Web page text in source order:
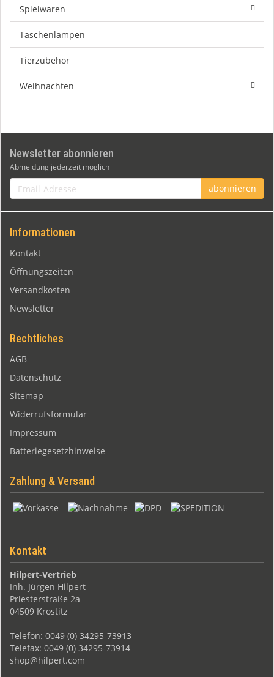
Spielwaren
Taschenlampen
Tierzubehör
Weihnachten
Newsletter abonnieren
Abmeldung jederzeit möglich
Email-
Adresse
abonnieren
Informationen
Kontakt
Öffnungszeiten
Versandkosten
Newsletter
Rechtliches
AGB
Datenschutz
Sitemap
Widerrufsformular
Impressum
Batteriegesetzhinweise
Zahlung & Versand
Kontakt
Hilpert-Vertrieb
Inh. Jürgen Hilpert
Priesterstraße 2a
04509 Krostitz
Telefon: 0049 (0) 34295-73913
Telefax: 0049 (0) 34295-73914
shop@hilpert.com